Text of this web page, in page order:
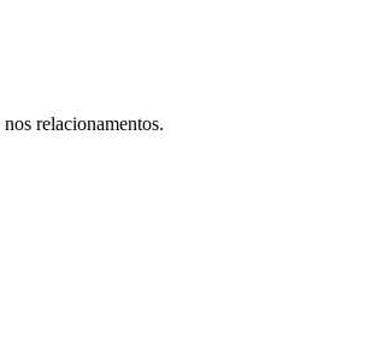
relacionamentos.